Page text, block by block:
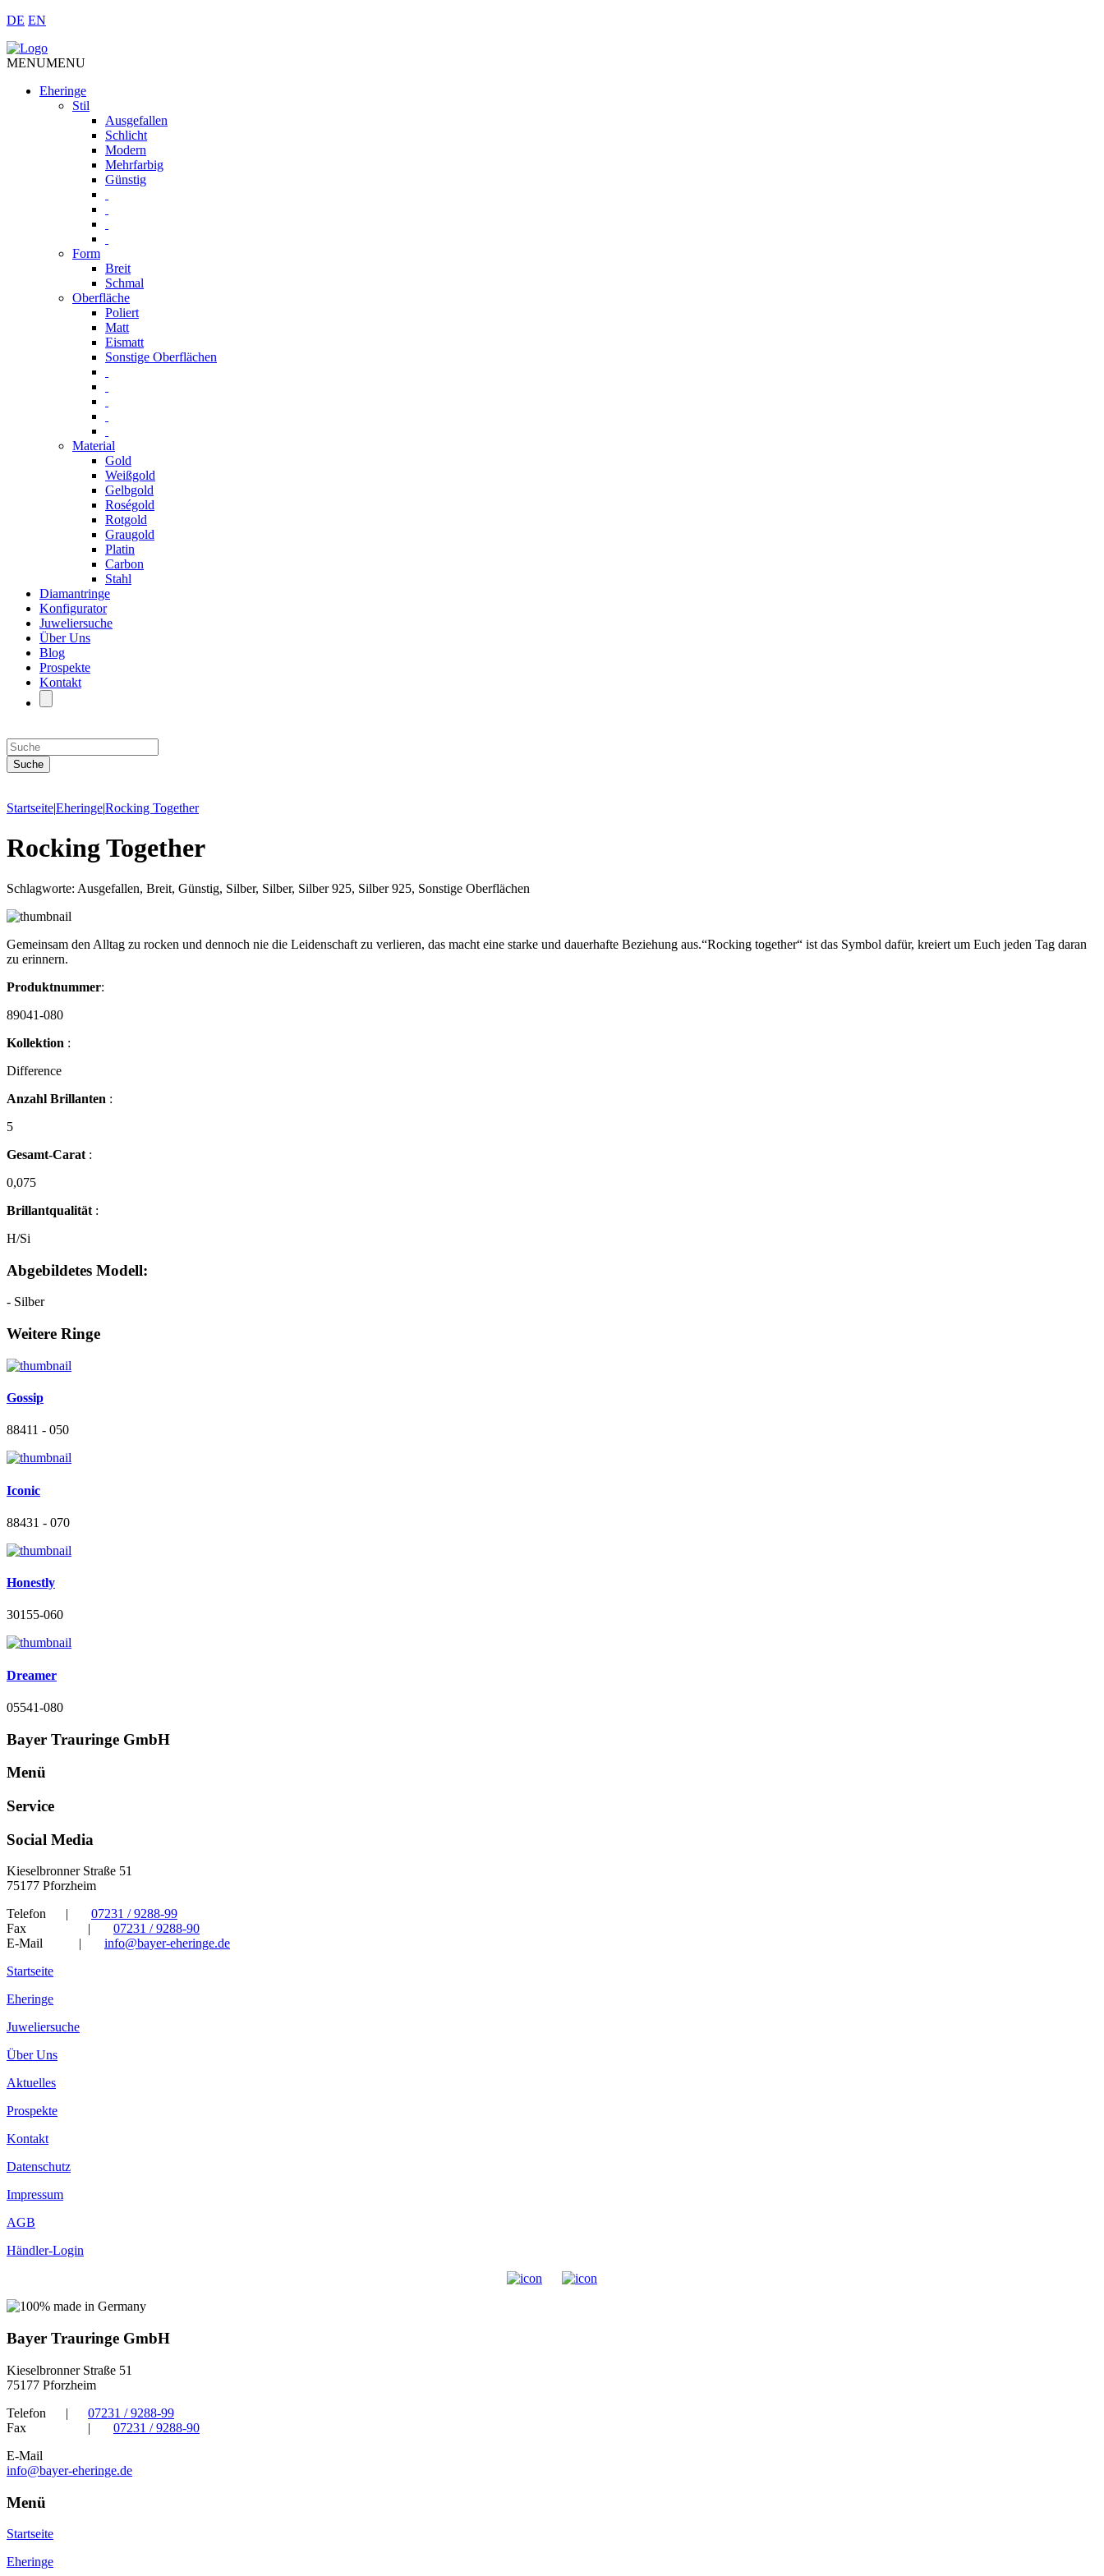
DE EN
MENUMENU
Eheringe
Stil
Ausgefallen
Schlicht
Modern
Mehrfarbig
Günstig
Form
Breit
Schmal
Oberfläche
Poliert
Matt
Eismatt
Sonstige Oberflächen
Material
Gold
Weißgold
Gelbgold
Roségold
Rotgold
Graugold
Platin
Carbon
Stahl
Diamantringe
Konfigurator
Juweliersuche
Über Uns
Blog
Prospekte
Kontakt
Startseite|Eheringe|Rocking Together
Rocking Together
Schlagworte: Ausgefallen, Breit, Günstig, Silber, Silber, Silber 925, Silber 925, Sonstige Oberflächen
Gemeinsam den Alltag zu rocken und dennoch nie die Leidenschaft zu verlieren, das macht eine starke und dauerhafte Beziehung aus.“Rocking together“ ist das Symbol dafür, kreiert um Euch jeden Tag daran
zu erinnern.
Produktnummer:
89041-080
Kollektion :
Difference
Anzahl Brillanten :
5
Gesamt-Carat :
0,075
Brillantqualität :
H/Si
Abgebildetes Modell:
- Silber
Weitere Ringe
Gossip
88411 - 050
Iconic
88431 - 070
Honestly
30155-060
Dreamer
05541-080
Bayer Trauringe GmbH
Menü
Service
Social Media
Kieselbronner Straße 51
75177 Pforzheim
Telefon
07231 / 9288-99
Fax
07231 / 9288-90
E-Mail
info@bayer-eheringe.de
Startseite
Eheringe
Juweliersuche
Über Uns
Aktuelles
Prospekte
Kontakt
Datenschutz
Impressum
AGB
Händler-Login
Bayer Trauringe GmbH
Kieselbronner Straße 51
75177 Pforzheim
Telefon
|
07231 / 9288-99
Fax
|
07231 / 9288-90
E-Mail
info@bayer-eheringe.de
Menü
Startseite
Eheringe